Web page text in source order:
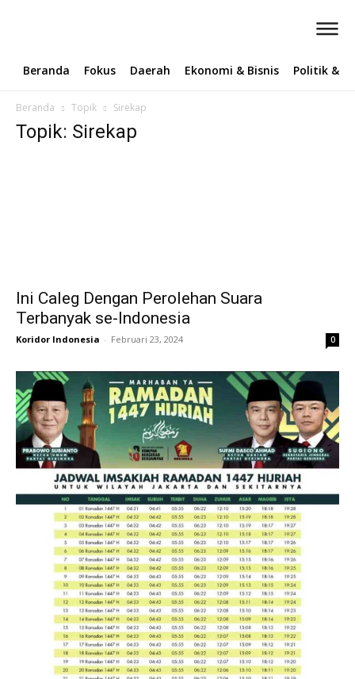
Beranda Fokus Daerah Ekonomi & Bisnis Politik &
Beranda Topik Sirekap
Topik: Sirekap
Ini Caleg Dengan Perolehan Suara
Terbanyak se-Indonesia
Koridor Indonesia - Februari 23, 2024 0